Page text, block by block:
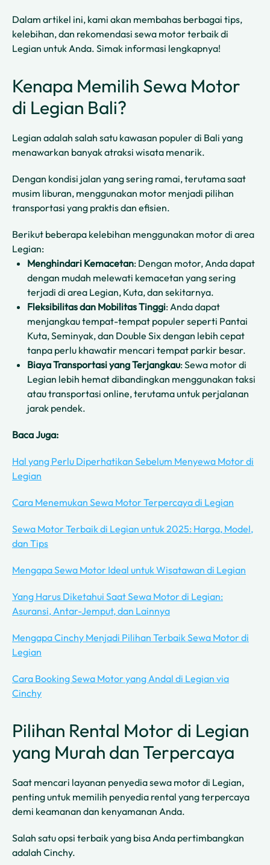
Dalam artikel ini, kami akan membahas berbagai tips,
kelebihan, dan rekomendasi sewa motor terbaik di
Legian untuk Anda. Simak informasi lengkapnya!
Kenapa Memilih Sewa Motor
di Legian Bali?
Legian adalah salah satu kawasan populer di Bali yang
menawarkan banyak atraksi wisata menarik.
Dengan kondisi jalan yang sering ramai, terutama saat
musim liburan, menggunakan motor menjadi pilihan
transportasi yang praktis dan efisien.
Berikut beberapa kelebihan menggunakan motor di area
Legian:
Menghindari Kemacetan: Dengan motor, Anda dapat
dengan mudah melewati kemacetan yang sering
terjadi di area Legian, Kuta, dan sekitarnya.
Fleksibilitas dan Mobilitas Tinggi: Anda dapat
menjangkau tempat-tempat populer seperti Pantai
Kuta, Seminyak, dan Double Six dengan lebih cepat
tanpa perlu khawatir mencari tempat parkir besar.
Biaya Transportasi yang Terjangkau: Sewa motor di
Legian lebih hemat dibandingkan menggunakan taksi
atau transportasi online, terutama untuk perjalanan
jarak pendek.
Baca Juga:
Hal yang Perlu Diperhatikan Sebelum Menyewa Motor di
Legian
Cara Menemukan Sewa Motor Terpercaya di Legian
Sewa Motor Terbaik di Legian untuk 2025: Harga, Model,
dan Tips
Mengapa Sewa Motor Ideal untuk Wisatawan di Legian
Yang Harus Diketahui Saat Sewa Motor di Legian:
Asuransi, Antar-Jemput, dan Lainnya
Mengapa Cinchy Menjadi Pilihan Terbaik Sewa Motor di
Legian
Cara Booking Sewa Motor yang Andal di Legian via
Cinchy
Pilihan Rental Motor di Legian
yang Murah dan Terpercaya
Saat mencari layanan penyedia sewa motor di Legian,
penting untuk memilih penyedia rental yang terpercaya
demi keamanan dan kenyamanan Anda.
Salah satu opsi terbaik yang bisa Anda pertimbangkan
adalah Cinchy.